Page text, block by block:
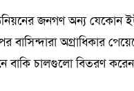
জনগণ অন্য যেকোন
অগ্রাধিকার
বাকি চালগুলো বিতরণ করেন।